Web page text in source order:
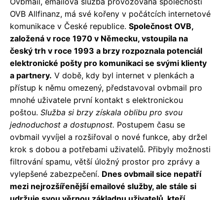
OVB Allfinanz, má své kořeny v počátcích internetové
komunikace v České republice. Společnost OVB,
založená v roce 1970 v Německu, vstoupila na
český trh v roce 1993 a brzy rozpoznala potenciál
elektronické pošty pro komunikaci se svými klienty
a partnery. V době, kdy byl internet v plenkách a
přístup k němu omezený, představoval ovbmail pro
mnohé uživatele první kontakt s elektronickou
poštou. Služba si brzy získala oblibu pro svou
jednoduchost a dostupnost. Postupem času se
ovbmail vyvíjel a rozšiřoval o nové funkce, aby držel
krok s dobou a potřebami uživatelů. Přibyly možnosti
filtrování spamu, větší úložný prostor pro zprávy a
vylepšené zabezpečení. Dnes ovbmail sice nepatří
mezi nejrozšířenější emailové služby, ale stále si